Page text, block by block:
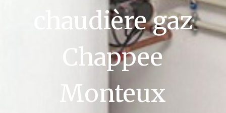
chaudière gaz
Chappee
Monteux